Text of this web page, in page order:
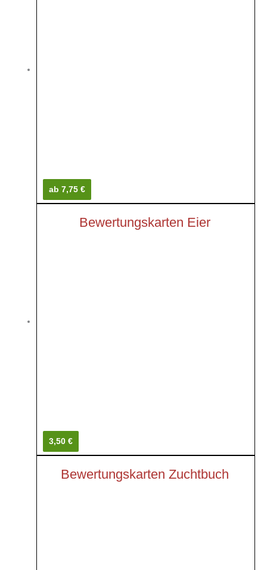
ab 7,75 €
Bewertungskarten Eier
3,50 €
Bewertungskarten Zuchtbuch